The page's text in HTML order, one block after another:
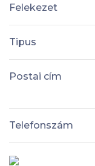
Felekezet
Tipus
Postai cím
Telefonszám